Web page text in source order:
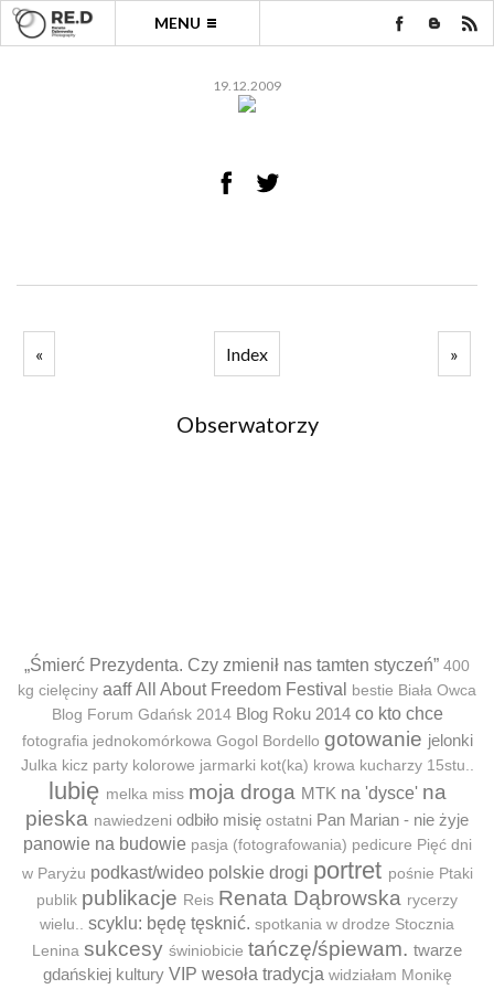
MENU
19.12.2009
« Index »
Obserwatorzy
„Śmierć Prezydenta. Czy zmienił nas tamten styczeń” 400
kg cielęciny aaff All About Freedom Festival bestie Biała Owca
Blog Forum Gdańsk 2014 Blog Roku 2014 co kto chce
fotografia jednokomórkowa Gogol Bordello gotowanie jelonki
Julka kicz party kolorowe jarmarki kot(ka) krowa kucharzy 15stu..
lubię melka miss moja droga MTK na 'dysce' na
pieska nawiedzeni odbiło misię ostatni Pan Marian - nie żyje
panowie na budowie pasja (fotografowania) pedicure Pięć dni
w Paryżu podkast/wideo polskie drogi portret pośnie Ptaki
publik publikacje Reis Renata Dąbrowska rycerzy
wielu.. scyklu: będę tęsknić. spotkania w drodze Stocznia
Lenina sukcesy świniobicie tańczę/śpiewam. twarze
gdańskiej kultury VIP wesoła tradycja widziałam Monikę